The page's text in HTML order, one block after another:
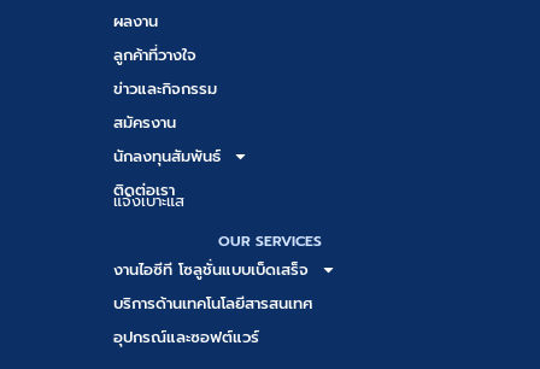
ผลงาน
ลูกค้าที่วางใจ
ข่าวและกิจกรรม
สมัครงาน
นักลงทุนสัมพันธ์
ติดต่อเรา
แจ้งเบาะแส
OUR SERVICES
งานไอซีที โซลูชั่นแบบเบ็ดเสร็จ
บริการด้านเทคโนโลยีสารสนเทศ
อุปกรณ์และซอฟต์แวร์